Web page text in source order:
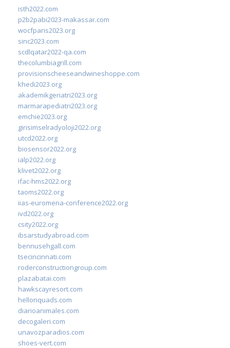
isth2022.com
p2b2pabi2023-makassar.com
wocfparis2023.org
sinc2023.com
scdlqatar2022-qa.com
thecolumbiagrill.com
provisionscheeseandwineshoppe.com
khedi2023.org
akademikgeriatri2023.org
marmarapediatri2023.org
emchie2023.org
girisimselradyoloji2022.org
utcd2022.org
biosensor2022.org
ialp2022.org
klivet2022.org
ifac-hms2022.org
taoms2022.org
iias-euromena-conference2022.org
ivd2022.org
csity2022.org
ibsarstudyabroad.com
bennusehgall.com
tsecincinnati.com
roderconstructiongroup.com
plazabatai.com
hawkscayresort.com
hellonquads.com
diarioanimales.com
decogaleri.com
unavozparadios.com
shoes-vert.com